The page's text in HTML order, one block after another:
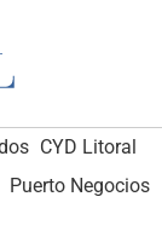
CYD Litoral
Puerto Negocios